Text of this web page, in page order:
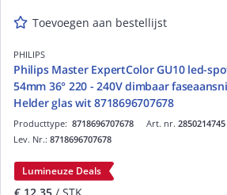
Toevoegen aan bestellijst
PHILIPS
Philips Master ExpertColor GU10 led-
54mm 36° 220 - 240V dimbaar
Helder glas wit 8718696707678
Art. nr. 2850214745
Producttype: 8718696707678
Lev. Nr.: 8718696707678
Lumineuze Deals